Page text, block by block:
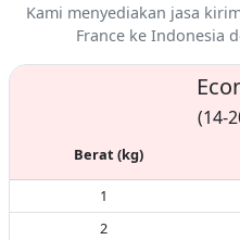
Kami menyediakan jasa
France ke Indonesia
(14-
Berat (kg)
1
2